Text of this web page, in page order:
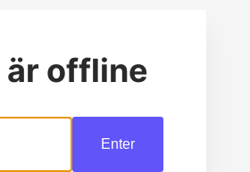
är offline
Enter